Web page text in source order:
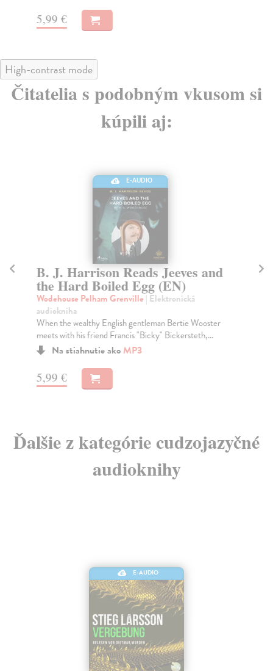
5,99 €
High-contrast mode
Čitatelia s podobným vkusom si
kúpili aj:
E-AUDIO
B. J. Harrison Reads Jeeves and
the Hard Boiled Egg (EN)
Wodehouse Pelham Grenville | Elektronická
audiokniha
When the wealthy English gentleman Bertie Wooster
meets with his friend Francis "Bicky" Bickersteth,...
Na stiahnutie akoMP3
5,99 €
Ďalšie z kategórie cudzojazyčné
audioknihy
E-AUDIO